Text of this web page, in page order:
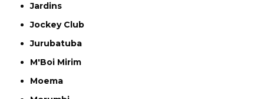
Jardins
Jockey Club
Jurubatuba
M'Boi Mirim
Moema